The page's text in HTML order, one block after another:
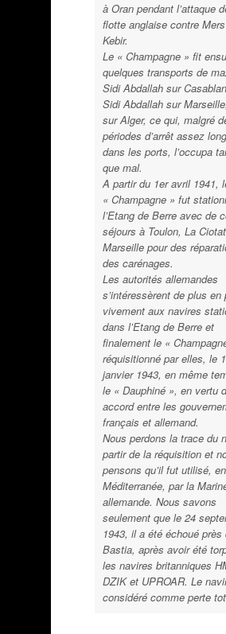
à Oran pendant l’attaque
flotte anglaise contre
Kebir.
Le « Champagne » fit
quelques transports de
Sidi Abdallah sur
Sidi Abdallah sur
sur Alger, ce qui, malgré
périodes d’arrêt assez
dans les ports, l’occupa
que mal.
A partir du 1er avril 1941,
« Champagne » fut
l’Etang de Berre avec de
séjours à Toulon, La
Marseille pour des
des carénages.
Les autorités allemandes
s’intéressèrent de plus en
vivement aux navires
dans l’Etang de Berre et
finalement le «
réquisitionné par elles, le
janvier 1943, en même
le « Dauphiné », en vertu
accord entre les
français et allemand.
Nous perdons la trace du
partir de la réquisition et
pensons qu’il fut utilisé, en
Méditerranée, par la
allemande. Nous savons
seulement que le 24
1943, il a été échoué près
Bastia, après avoir été
les navires britanniques
DZIK et UPROAR. Le
considéré comme perte